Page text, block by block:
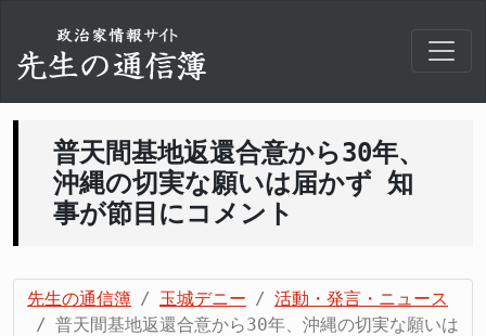
普天間基地返還合意から30年、
沖縄の切実な願いは届かず 知
事が節目にコメント
先生の通信簿 玉城デニー
活動・発言・ニュース
普天間基地返還合意から30年、沖縄の切実な願いは